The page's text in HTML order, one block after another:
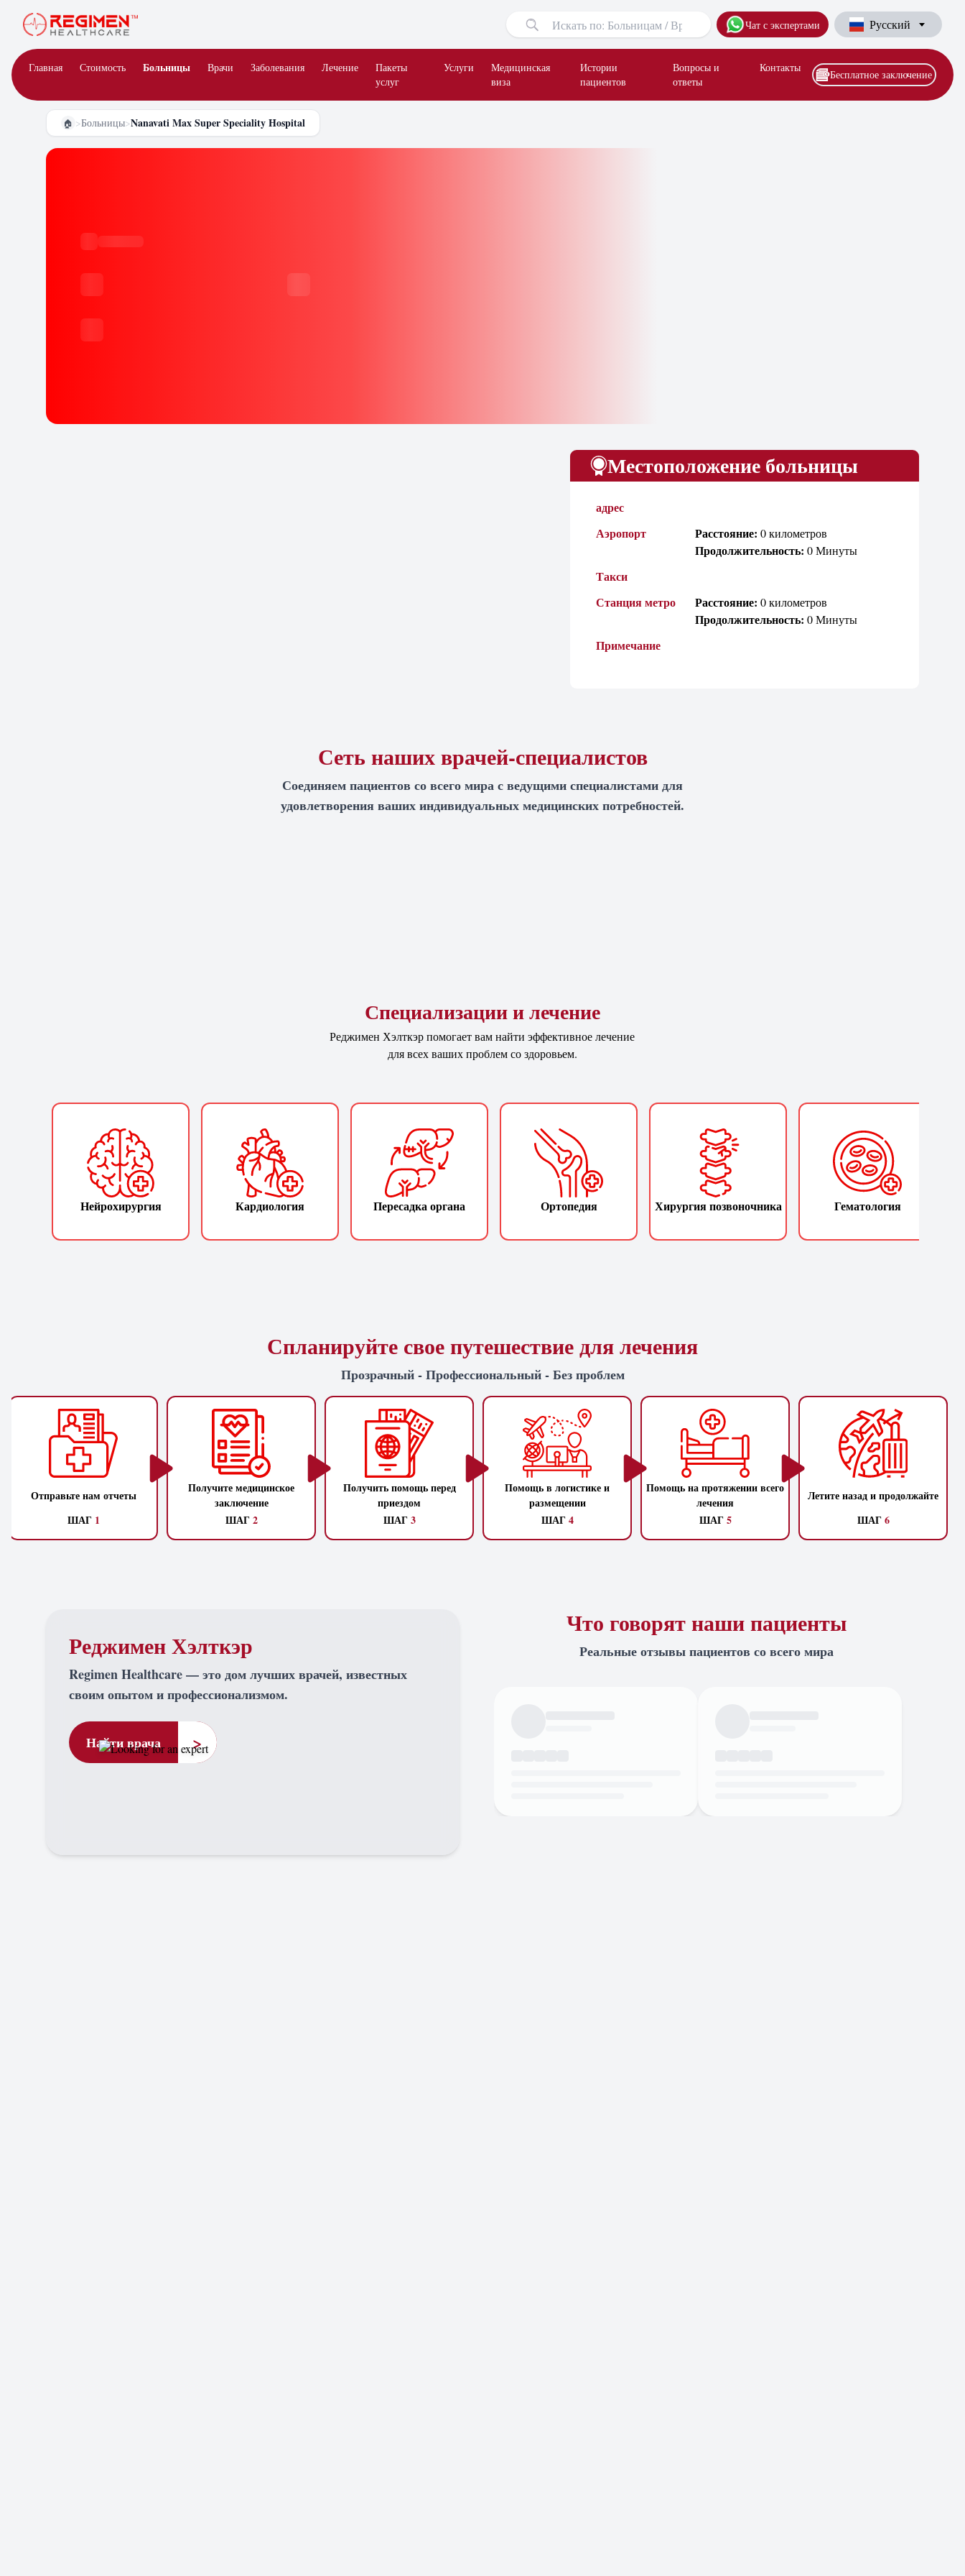
Чат с экспертами Русский
Главная Стоимость Больницы Врачи Заболевания Лечение
Пакеты
услуг
Услуги
Медицинская
виза
Истории
пациентов
Вопросы и
ответы
Контакты
Бесплатное заключение
🏠 >Больницы>Nanavati Max Super Speciality Hospital
Местоположение больницы
адрес
Аэропорт
Расстояние: 0 километров
Продолжительность: 0 Минуты
Такси
Станция метро
Расстояние: 0 километров
Продолжительность: 0 Минуты
Примечание
Сеть наших врачей-специалистов
Соединяем пациентов со всего мира с ведущими специалистами для
удовлетворения ваших индивидуальных медицинских потребностей.
Специализации и лечение
Реджимен Хэлткэр помогает вам найти эффективное лечение
для всех ваших проблем со здоровьем.
Нейрохирургия Кардиология Пересадка органа Ортопедия Хирургия позвоночника Гематология
Спланируйте свое путешествие для лечения
Прозрачный - Профессиональный - Без проблем
Отправьте нам отчеты
ШАГ 1
Получите медицинское
заключение
ШАГ2
Получить помощь перед
приездом
ШАГ3
Помощь в логистике и
размещении
ШАГ4
Помощь на протяжении всего
лечения
ШАГ5
Летите назад и продолжайте
ШАГ6
Реджимен Хэлткэр
Regimen Healthcare — это дом лучших врачей, известных
своим опытом и профессионализмом.
Найти врача >
Что говорят наши пациенты
Реальные отзывы пациентов со всего мира